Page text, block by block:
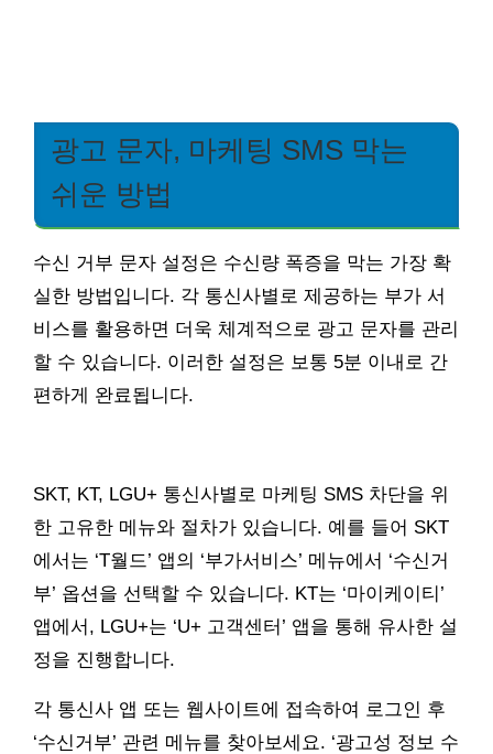
광고 문자, 마케팅 SMS 막는
쉬운 방법
수신 거부 문자 설정은 수신량 폭증을 막는 가장 확
실한 방법입니다. 각 통신사별로 제공하는 부가 서
비스를 활용하면 더욱 체계적으로 광고 문자를 관리
할 수 있습니다. 이러한 설정은 보통 5분 이내로 간
편하게 완료됩니다.
SKT, KT, LGU+ 통신사별로 마케팅 SMS 차단을 위
한 고유한 메뉴와 절차가 있습니다. 예를 들어 SKT
에서는 ‘T월드’ 앱의 ‘부가서비스’ 메뉴에서 ‘수신거
부’ 옵션을 선택할 수 있습니다. KT는 ‘마이케이티’
앱에서, LGU+는 ‘U+ 고객센터’ 앱을 통해 유사한 설
정을 진행합니다.
각 통신사 앱 또는 웹사이트에 접속하여 로그인 후
‘수신거부’ 관련 메뉴를 찾아보세요. ‘광고성 정보 수